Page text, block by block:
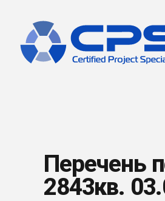
Перечень
2843кв.